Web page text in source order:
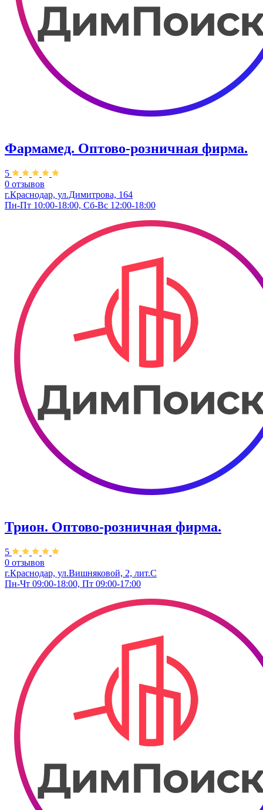
Фармамед. ​Оптово-розничная фирма.
5
0 отзывов
г.Краснодар, ул.Димитрова, 164
Пн-Пт 10:00-18:00, Сб-Вс 12:00-18:00
Трион. ​Оптово-розничная фирма.
5
0 отзывов
г.Краснодар, ул.Вишняковой, 2, лит.С
Пн-Чт 09:00-18:00, Пт 09:00-17:00